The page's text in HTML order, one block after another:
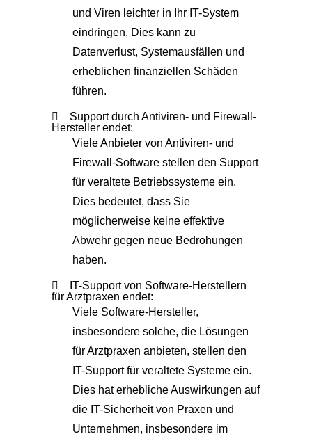
und Viren leichter in Ihr IT-System
eindringen. Dies kann zu
Datenverlust, Systemausfällen und
erheblichen finanziellen Schäden
führen.
Support durch Antiviren- und Firewall-
Hersteller endet:
Viele Anbieter von Antiviren- und
Firewall-Software stellen den Support
für veraltete Betriebssysteme ein.
Dies bedeutet, dass Sie
möglicherweise keine effektive
Abwehr gegen neue Bedrohungen
haben.
IT-Support von Software-Herstellern
für Arztpraxen endet:
Viele Software-Hersteller,
insbesondere solche, die Lösungen
für Arztpraxen anbieten, stellen den
IT-Support für veraltete Systeme ein.
Dies hat erhebliche Auswirkungen auf
die IT-Sicherheit von Praxen und
Unternehmen, insbesondere im